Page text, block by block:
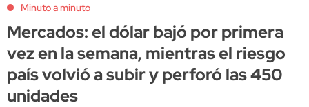
Minuto a minuto
Mercados: el dólar bajó por primera
vez en la semana, mientras el riesgo
país volvió a subir y perforó las 450
unidades